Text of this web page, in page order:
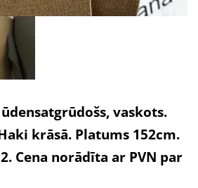
vaskots.
krāsā. Platums 152cm.
Cena norādīta ar PVN par